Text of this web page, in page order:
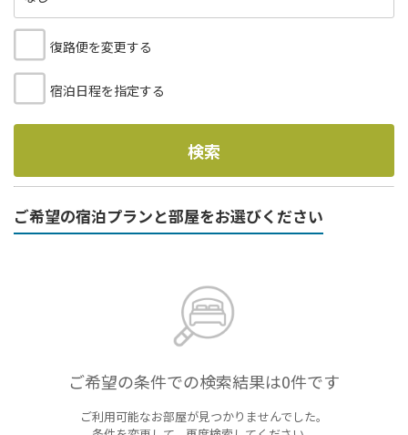
復路便を変更する
宿泊日程を指定する
検索
ご希望の宿泊プランと部屋をお選びください
ご希望の条件での検索結果は0件です
ご利用可能なお部屋が見つかりませんでした。